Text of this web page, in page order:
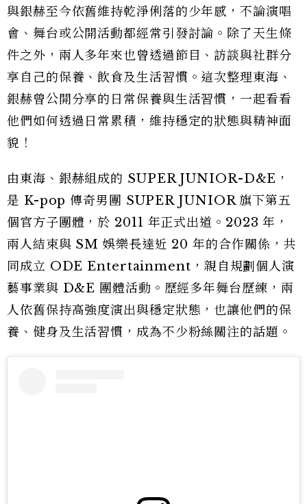
與銀赫至今依舊維持乾淨俐落的少年感，不論演唱
會、舞台或公開活動都經常引發討論。除了天生條
件之外，兩人多年來也曾透過節目、訪談與社群分
享自己的保養、飲食及生活習慣。這次整理東海、
銀赫曾公開分享的日常保養與生活習慣，一起看看
他們如何透過日常累積，維持穩定的狀態與精神面
貌！
由東海、銀赫組成的 SUPER JUNIOR-D&E，
是 K-pop 傳奇男團 SUPER JUNIOR 旗下第五
個官方子團體，於 2011 年正式出道。2023 年，
兩人結束與 SM 娛樂長達近 20 年的合作關係，共
同成立 ODE Entertainment，親自規劃個人演
藝事業與 D&E 團體活動。歷經多年舞台歷練，兩
人依舊保持高強度演出與穩定狀態，也讓他們的保
養、健身及生活習慣，成為不少粉絲關注的話題。